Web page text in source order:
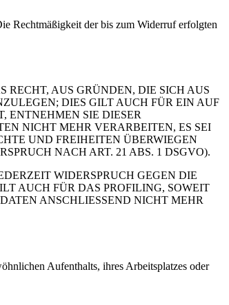
Rechtmäßigkeit der bis zum Widerruf erfolgten
RECHT, AUS GRÜNDEN, DIE SICH AUS
DIES GILT AUCH FÜR EIN AUF
ENTNEHMEN SIE DIESER
NICHT MEHR VERARBEITEN, ES SEI
UND FREIHEITEN ÜBERWIEGEN
NACH ART. 21 ABS. 1 DSGVO).
WIDERSPRUCH GEGEN DIE
AUCH FÜR DAS PROFILING, SOWEIT
ANSCHLIESSEND NICHT MEHR
Aufenthalts, ihres Arbeitsplatzes oder